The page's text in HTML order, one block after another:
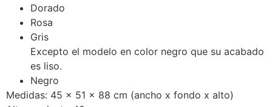
Dorado
Rosa
Gris
Excepto el modelo en color negro que su acabado
es liso.
Negro
Medidas: 45 x 51 x 88 cm (ancho x fondo x alto)